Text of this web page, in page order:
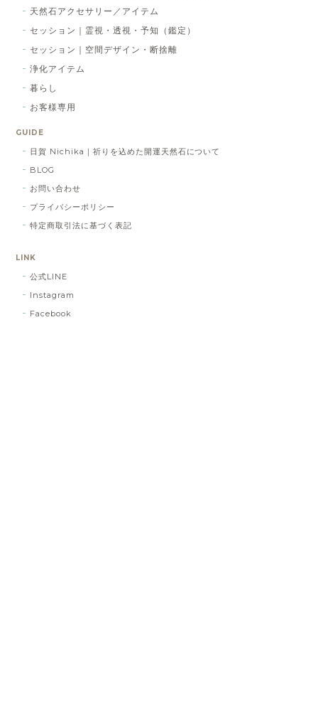
天然石アクセサリー／アイテム
セッション｜霊視・透視・予知（鑑定）
セッション｜空間デザイン・断捨離
浄化アイテム
暮らし
お客様専用
GUIDE
日賀 Nichika｜祈りを込めた開運天然石について
BLOG
お問い合わせ
プライバシーポリシー
特定商取引法に基づく表記
LINK
公式LINE
Instagram
Facebook